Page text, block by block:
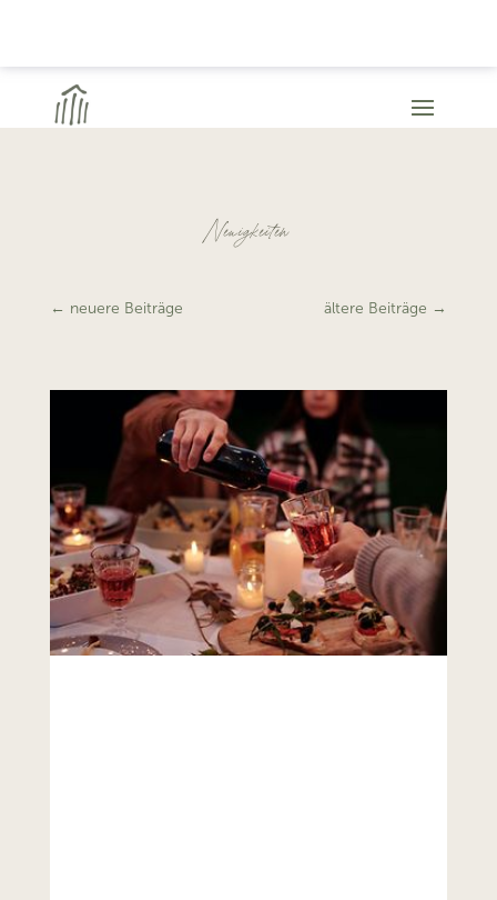
Neuigkeiten
← neuere Beiträge ältere Beiträge →